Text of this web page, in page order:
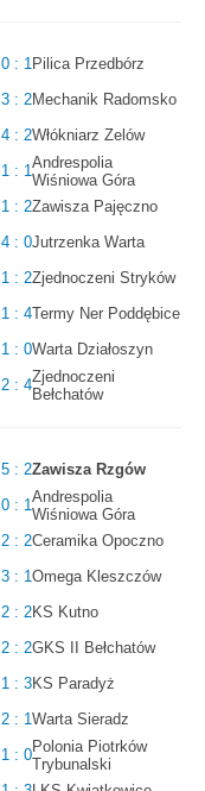
0 : 1Pilica Przedbórz
3 : 2Mechanik Radomsko
4 : 2Włókniarz Zelów
1 : 1Andrespolia
Wiśniowa Góra
1 : 2Zawisza Pajęczno
4 : 0Jutrzenka Warta
1 : 2Zjednoczeni Stryków
1 : 4Termy Ner Poddębice
1 : 0Warta Działoszyn
2 : 4Zjednoczeni
Bełchatów
5 : 2Zawisza Rzgów
0 : 1Andrespolia
Wiśniowa Góra
2 : 2Ceramika Opoczno
3 : 1Omega Kleszczów
2 : 2KS Kutno
2 : 2GKS II Bełchatów
1 : 3KS Paradyż
2 : 1Warta Sieradz
1 : 0Polonia Piotrków
Trybunalski